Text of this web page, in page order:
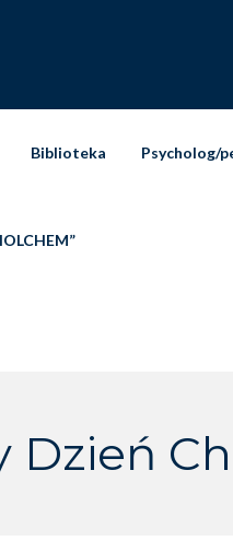
Biblioteka Psycholog/
Dzień